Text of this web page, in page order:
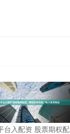
台入配资 股票期权配